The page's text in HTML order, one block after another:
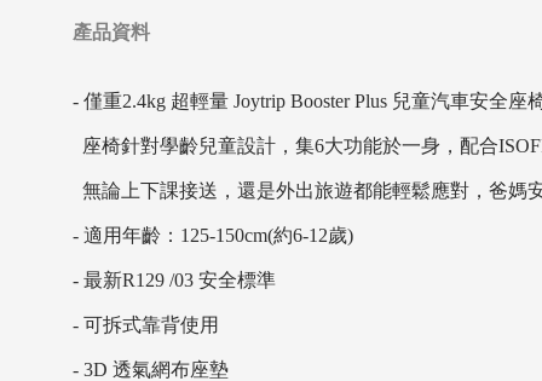
產品資料
- 僅重2.4kg 超輕量 Joytrip Booster Plus 兒童汽車安全座
座椅針對學齡兒童設計，集6大功能於一身，配合
無論上下課接送，還是外出旅遊都能輕鬆應對，爸媽
- 適用年齡：125-150cm(約6-12歲)
- 最新R129 /03 安全標準
- 可拆式靠背使用
- 3D 透氣網布座墊